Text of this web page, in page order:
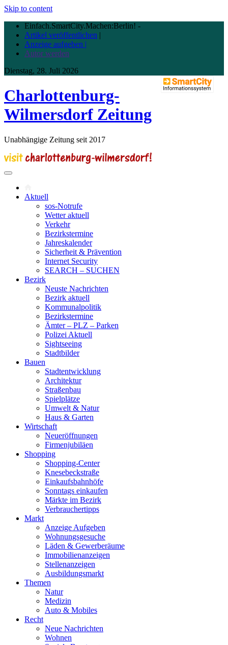
Skip to content
Einfach.SmartCity.Machen:Berlin! -
Artikel veröffentlichen |
Anzeige aufgeben |
Autor werden
Dienstag, 28. Juli 2026
Charlottenburg-
Wilmersdorf Zeitung
Unabhängige Zeitung seit 2017
Aktuell
sos-Notrufe
Wetter aktuell
Verkehr
Bezirkstermine
Jahreskalender
Sicherheit & Prävention
Internet Security
SEARCH – SUCHEN
Bezirk
Neuste Nachrichten
Bezirk aktuell
Kommunalpolitik
Bezirkstermine
Ämter – PLZ – Parken
Polizei Aktuell
Sightseeing
Stadtbilder
Bauen
Stadtentwicklung
Architektur
Straßenbau
Spielplätze
Umwelt & Natur
Haus & Garten
Wirtschaft
Neueröffnungen
Firmenjubiläen
Shopping
Shopping-Center
Knesebeckstraße
Einkaufsbahnhöfe
Sonntags einkaufen
Märkte im Bezirk
Verbrauchertipps
Markt
Anzeige Aufgeben
Wohnungsgesuche
Läden & Gewerberäume
Immobilienanzeigen
Stellenanzeigen
Ausbildungsmarkt
Themen
Natur
Medizin
Auto & Mobiles
Recht
Neue Nachrichten
Wohnen